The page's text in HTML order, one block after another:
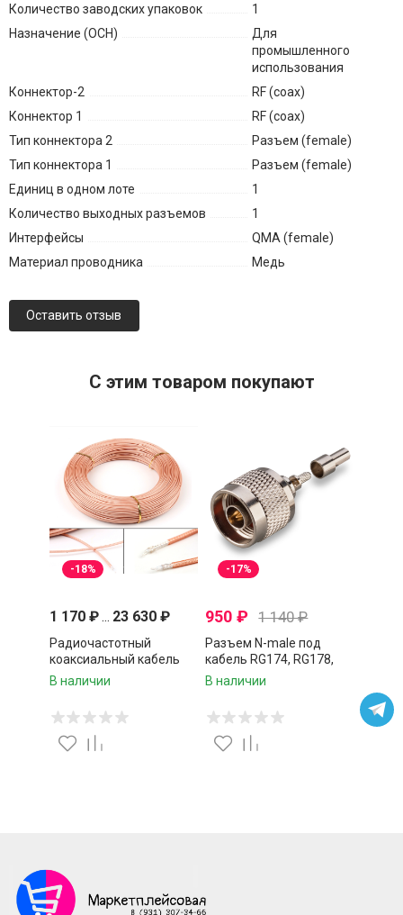
Количество заводских упаковок
1
Назначение (ОСН)
Для
промышленного
использования
Коннектор-2
RF (coax)
Коннектор 1
RF (coax)
Тип коннектора 2
Разъем (female)
Тип коннектора 1
Разъем (female)
Единиц в одном лоте
1
Количество выходных разъемов
1
Интерфейсы
QMA (female)
Материал проводника
Медь
Оставить отзыв
C этим товаром покупают
-18%
1 170₽... 23 630₽
Радиочастотный
коаксиальный кабель
RG316, 50 Ом,
устойчивый к высоким
температурам
В наличии
-17%
950₽ 1 140₽
Разъем N-male под
кабель RG174, RG178,
RG316, 50 Ом, обжимной
В наличии